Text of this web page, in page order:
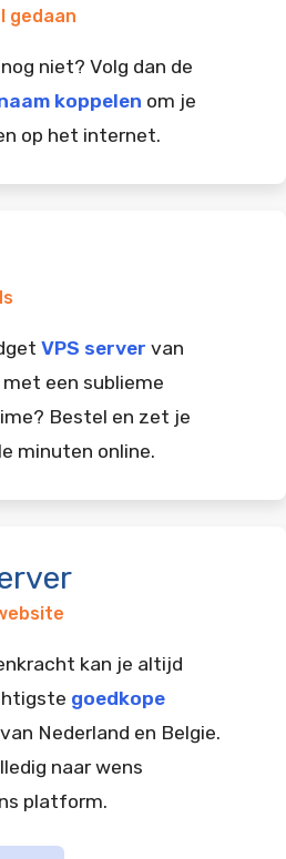
gedaan
niet? Volg dan de
koppelen om je
op het internet.
VPS server van
een sublieme
Bestel en zet je
minuten online.
kan je altijd
goedkope
van Nederland en Belgie.
naar wens
platform.